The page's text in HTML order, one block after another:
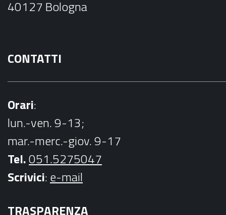
k
40127 Bologna
CONTATTI
Orari:
lun.-ven. 9-13;
mar.-merc.-giov. 9-17
Tel.051.5275047
Scrivici:e-mail
TRASPARENZA